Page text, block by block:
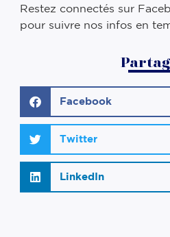
Restez connectés sur
pour suivre nos infos en
Facebook
Twitter
LinkedIn